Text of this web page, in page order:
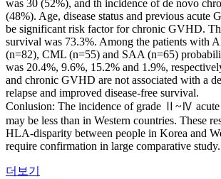
was 30 (52%), and th incidence of de novo
(48%). Age, disease status and previous acute
be significant risk factor for chronic GVHD.
survival was 73.3%. Among the patients with
(n=82), CML (n=55) and SAA (n=65)
was 20.4%, 9.6%, 15.2% and 1.9%,
and chronic GVHD are not associated with a
relapse and improved disease-free survival.
Conlusion: The incidence of grade Ⅱ~Ⅳ
may be less than in Western countries. These
HLA-disparity between people in Korea and
require confirmation in large comparative study.
더보기